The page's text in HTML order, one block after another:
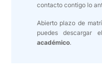
contacto contigo lo
Abierto plazo de
puedes descargar
académico.